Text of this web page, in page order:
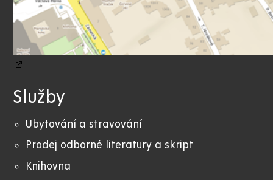
Služby
Ubytování a stravování
Prodej odborné literatury a skript
Knihovna